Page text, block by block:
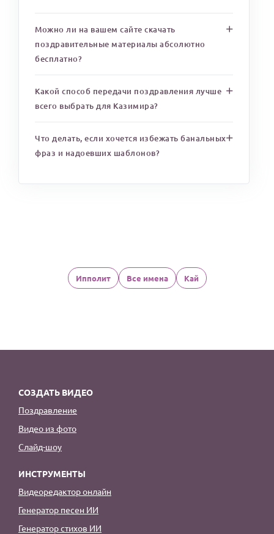
Можно ли на вашем сайте скачать
поздравительные материалы абсолютно
бесплатно?
Какой способ передачи поздравления лучше
всего выбрать для Казимира?
Что делать, если хочется избежать банальных
фраз и надоевших шаблонов?
Ипполит Все имена Кай
СОЗДАТЬ ВИДЕО
Поздравление
Видео из фото
Слайд-шоу
ИНСТРУМЕНТЫ
Видеоредактор онлайн
Генератор песен ИИ
Генератор стихов ИИ